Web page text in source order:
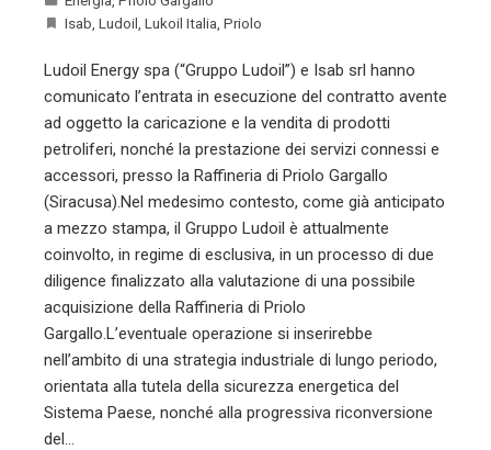
Isab Ludoil Lukoil Italia Priolo
Ludoil Energy spa (“Gruppo Ludoil”) e Isab srl hanno
comunicato l’entrata in esecuzione del contratto avente
ad oggetto la caricazione e la vendita di prodotti
petroliferi, nonché la prestazione dei servizi connessi e
accessori, presso la Raffineria di Priolo Gargallo
(Siracusa).Nel medesimo contesto, come già anticipato
a mezzo stampa, il Gruppo Ludoil è attualmente
coinvolto, in regime di esclusiva, in un processo di due
diligence finalizzato alla valutazione di una possibile
acquisizione della Raffineria di Priolo
Gargallo.L’eventuale operazione si inserirebbe
nell’ambito di una strategia industriale di lungo periodo,
orientata alla tutela della sicurezza energetica del
Sistema Paese, nonché alla progressiva riconversione
del…